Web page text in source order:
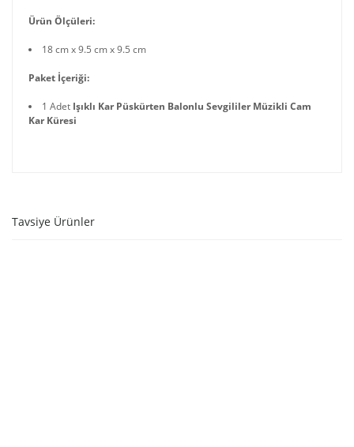
Ürün Ölçüleri:
18 cm x 9.5 cm x 9.5 cm
Paket İçeriği:
1 Adet Işıklı Kar Püskürten Balonlu Sevgililer Müzikli Cam
Kar Küresi
Tavsiye Ürünler